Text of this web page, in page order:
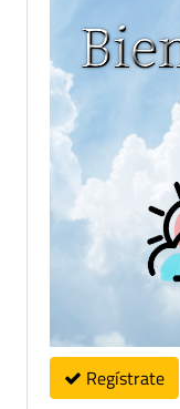
Regístrate